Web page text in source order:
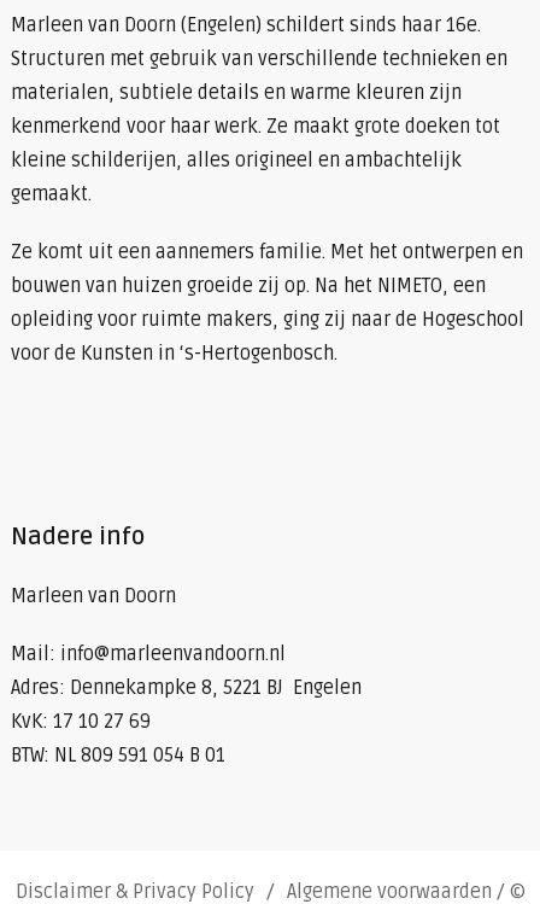
Marleen van Doorn (Engelen) schildert sinds haar 16e.
Structuren met gebruik van verschillende technieken en
materialen, subtiele details en warme kleuren zijn
kenmerkend voor haar werk. Ze maakt grote doeken tot
kleine schilderijen, alles origineel en ambachtelijk
gemaakt.
Ze komt uit een aannemers familie. Met het ontwerpen en
bouwen van huizen groeide zij op. Na het NIMETO, een
opleiding voor ruimte makers, ging zij naar de Hogeschool
voor de Kunsten in ‘s-Hertogenbosch.
Nadere info
Marleen van Doorn
Mail: info@marleenvandoorn.nl
Adres: Dennekampke 8, 5221 BJ Engelen
KvK: 17 10 27 69
BTW: NL 809 591 054 B 01
Disclaimer & Privacy Policy Algemene voorwaarden / ©